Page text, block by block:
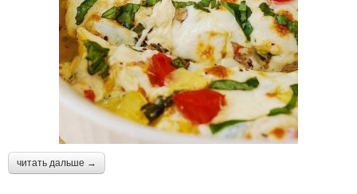
читать дальше →